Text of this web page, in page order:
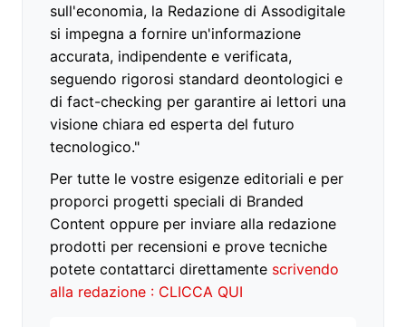
sull'economia, la Redazione di Assodigitale
si impegna a fornire un'informazione
accurata, indipendente e verificata,
seguendo rigorosi standard deontologici e
di fact-checking per garantire ai lettori una
visione chiara ed esperta del futuro
tecnologico."
Per tutte le vostre esigenze editoriali e per
proporci progetti speciali di Branded
Content oppure per inviare alla redazione
prodotti per recensioni e prove tecniche
potete contattarci direttamente scrivendo
alla redazione : CLICCA QUI